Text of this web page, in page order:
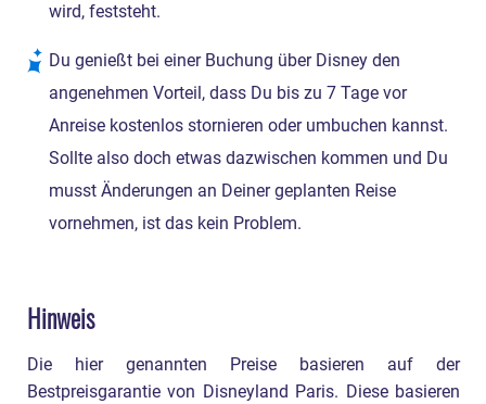
wird, feststeht.
Du genießt bei einer Buchung über Disney den
angenehmen Vorteil, dass Du bis zu 7 Tage vor
Anreise kostenlos stornieren oder umbuchen kannst.
Sollte also doch etwas dazwischen kommen und Du
musst Änderungen an Deiner geplanten Reise
vornehmen, ist das kein Problem.
Hinweis
Die hier genannten Preise basieren auf der
Bestpreisgarantie von Disneyland Paris. Diese basieren